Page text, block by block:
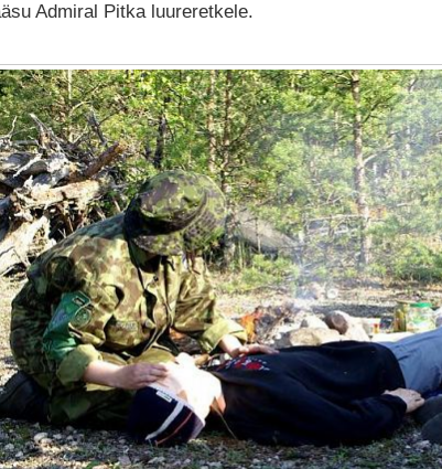
Admiral Pitka luureretkele.